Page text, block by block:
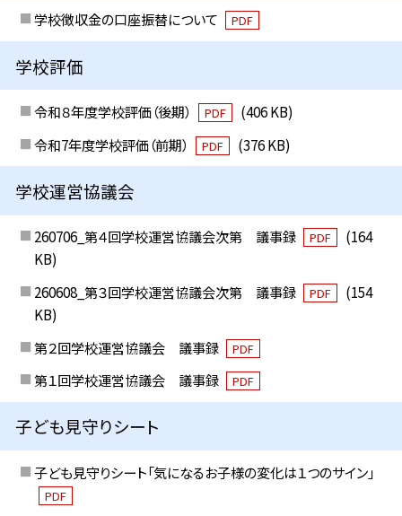
学校徴収金の口座振替について PDF
学校評価
令和８年度学校評価（後期） PDF
(406 KB)
令和7年度学校評価（前期）
PDF (376 KB)
学校運営協議会
260706_第４回学校運営協議会次第 議事録 PDF
(164
KB)
260608_第３回学校運営協議会次第 議事録
PDF
(154
KB)
第２回学校運営協議会 議事録
PDF
第１回学校運営協議会 議事録 PDF
子ども見守りシート
子ども見守りシート「気になるお子様の変化は１つのサイン」
PDF